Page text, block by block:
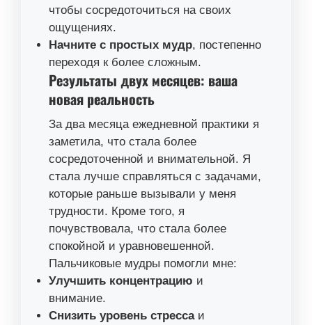
чтобы сосредоточиться на своих
ощущениях.
Начните с простых мудр, постепенно
переходя к более сложным.
Результаты двух месяцев: ваша
новая реальность
За два месяца ежедневной практики я
заметила, что стала более
сосредоточенной и внимательной. Я
стала лучше справляться с задачами,
которые раньше вызывали у меня
трудности. Кроме того, я
почувствовала, что стала более
спокойной и уравновешенной.
Пальчиковые мудры помогли мне:
Улучшить концентрацию и
внимание.
Снизить уровень стрессаи